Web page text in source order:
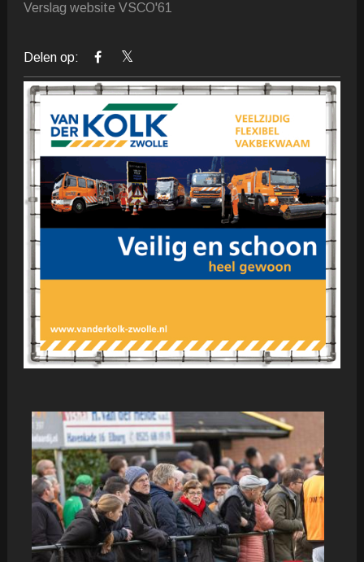
Verslag website VSCO'61
Delen op: